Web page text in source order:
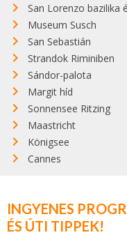
San Lorenzo bazilika
Museum Susch
San Sebastián
Strandok Riminiben
Sándor-palota
Margit híd
Sonnensee Ritzing
Maastricht
Königsee
Cannes
INGYENES
ÉS ÚTI TIPPEK!